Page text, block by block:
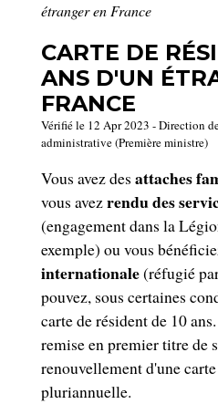
étranger en France
CARTE DE
ANS D'UN
FRANCE
Vérifié le 12 Apr 2023 - Direction
administrative (Première ministre)
Vous avez des attaches
vous avezrendu des
(engagement dans la
exemple) ou vous
internationale(réfugié
pouvez, sous certaines
carte de résident de 10
remise en premier titre de
renouvellement d'une
pluriannuelle.